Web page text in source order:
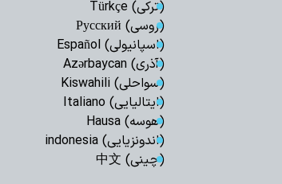
حسینی(ع) در
برگزاری مراسم
فرهنگی کوثر
نمایندهٔ
(ترکی) Türkçe
(روسی) Русский
(اسپانیولی) Español
(آذری) Azərbaycan
(سواحلی) Kiswahili
(ایتالیایی) Italiano
(هوسه) Hausa
(اندونزیایی) indonesia
(چینی) 中文